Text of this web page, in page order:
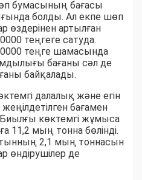
бумасының бағасы
болды. Ал екпе шөп
өздерінен артылған
теңгеге сатуда.
теңге шамасында
бағаны сәл де
байқалады.
далалық және егін
бағамен
көктемгі жұмыса
11,2 мың тонна бөлінді.
2,1 мың тоннасын
өндірушілер де